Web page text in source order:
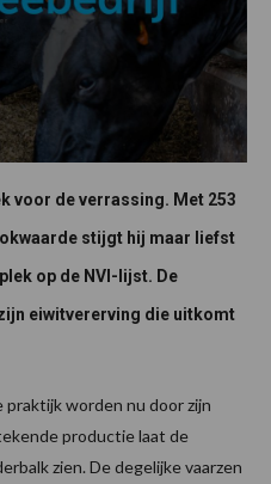
voor de verrassing. Met 253
stijgt hij maar liefst
plek op de NVI-lijst. De
eiwitvererving die uitkomt
worden nu door zijn
productie laat de
zien. De degelijke vaarzen